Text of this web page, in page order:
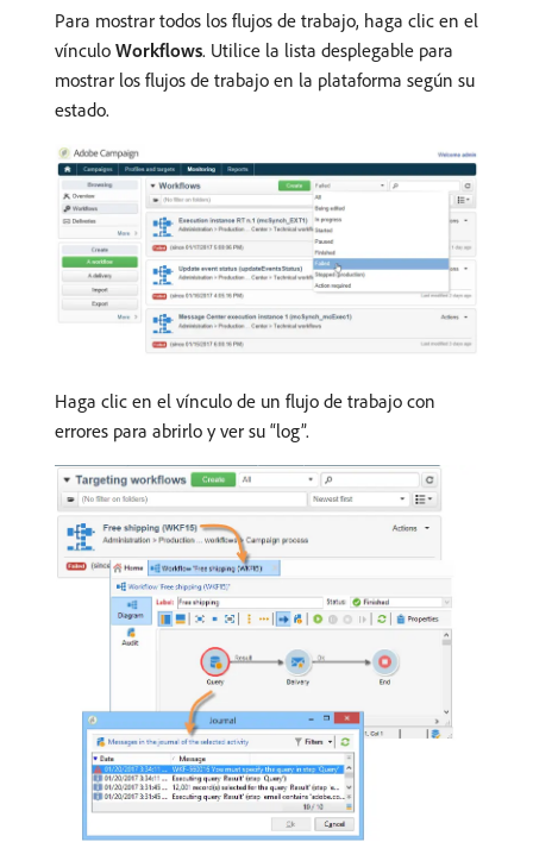
Para mostrar todos los flujos de trabajo, haga clic en el
vínculo Workflows. Utilice la lista desplegable para
mostrar los flujos de trabajo en la plataforma según su
estado.
Haga clic en el vínculo de un flujo de trabajo con
errores para abrirlo y ver su “log”.